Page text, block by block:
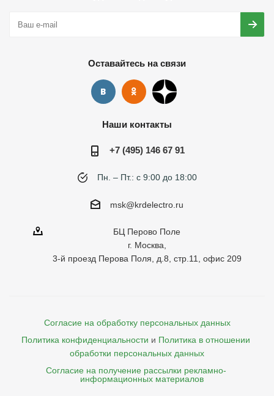
Оставайтесь на связи
Наши контакты
+7 (495) 146 67 91
Пн. – Пт.: с 9:00 до 18:00
msk@krdelectro.ru
БЦ Перово Поле
г. Москва,
3-й проезд Перова Поля, д.8, стр.11, офис 209
Согласие на обработку персональных данных
Политика конфиденциальности и Политика в отношении
обработки персональных данных
Согласие на получение рассылки рекламно-
    информационных материалов